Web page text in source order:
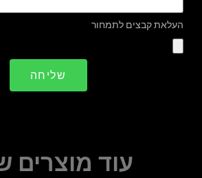
העלאת קבצים לתמחור
שליחה
עוד מוצרים